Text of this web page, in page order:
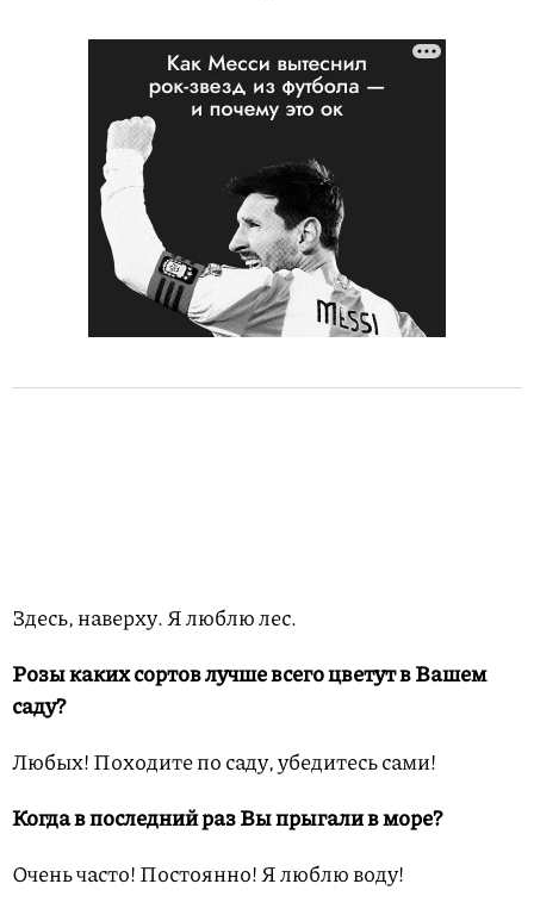
Здесь, наверху. Я люблю лес.
Розы каких сортов лучше всего цветут в Вашем
саду?
Любых! Походите по саду, убедитесь сами!
Когда в последний раз Вы прыгали в море?
Очень часто! Постоянно! Я люблю воду!